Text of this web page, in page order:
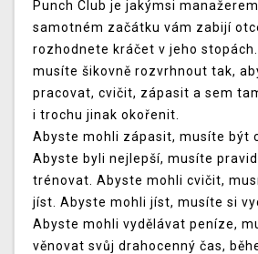
Punch Club je jakýmsi
samotném začátku vám zabijí
rozhodnete kráčet v jeho
musíte šikovně rozvrhnout tak,
pracovat, cvičit, zápasit a sem
i trochu jinak okořenit.
Abyste mohli zápasit, musíte být
Abyste byli nejlepší, musíte
trénovat. Abyste mohli cvičit,
jíst. Abyste mohli jíst, musíte si
Abyste mohli vydělávat peníze,
věnovat svůj drahocenný čas,